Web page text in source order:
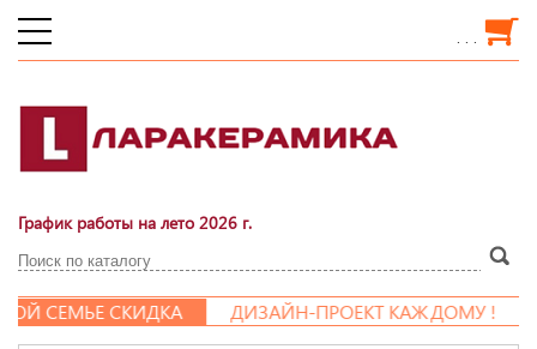
. . .
График работы на лето 2026 г.
СЕМЬЕ СКИДКА
ДИЗАЙН-ПРОЕКТ КАЖДОМУ !